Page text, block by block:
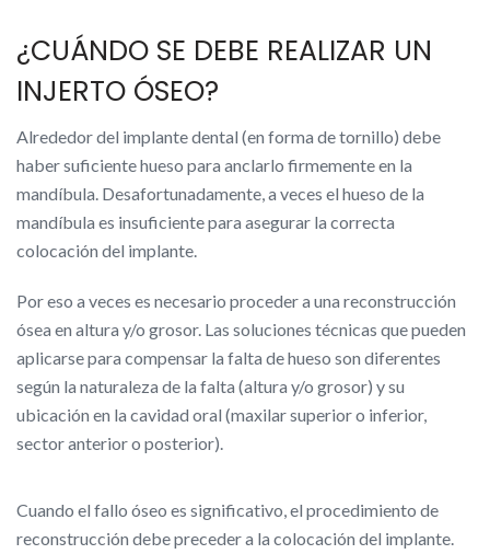
¿CUÁNDO SE DEBE REALIZAR UN
INJERTO ÓSEO?
Alrededor del implante dental (en forma de tornillo) debe
haber suficiente hueso para anclarlo firmemente en la
mandíbula. Desafortunadamente, a veces el hueso de la
mandíbula es insuficiente para asegurar la correcta
colocación del implante.
Por eso a veces es necesario proceder a una reconstrucción
ósea en altura y/o grosor. Las soluciones técnicas que pueden
aplicarse para compensar la falta de hueso son diferentes
según la naturaleza de la falta (altura y/o grosor) y su
ubicación en la cavidad oral (maxilar superior o inferior,
sector anterior o posterior).
Cuando el fallo óseo es significativo, el procedimiento de
reconstrucción debe preceder a la colocación del implante.